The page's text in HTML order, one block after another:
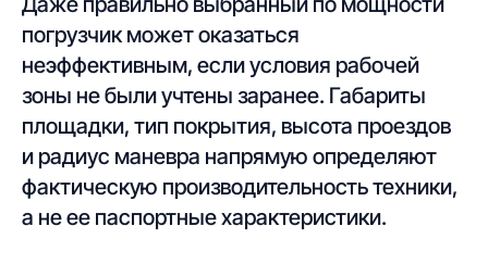
погрузчик может оказаться
неэффективным, если условия рабочей
зоны не были учтены заранее. Габариты
площадки, тип покрытия, высота проездов
и радиус маневра напрямую определяют
фактическую производительность техники,
а не ее паспортные характеристики.